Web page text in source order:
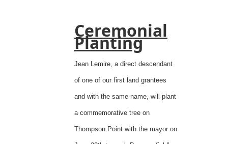
Ceremonial
Planting
Jean Lemire, adirect descendant
of one of our first land grantees
and with the same name, will plant
a commemorative tree on
Thompson Point with the mayor on